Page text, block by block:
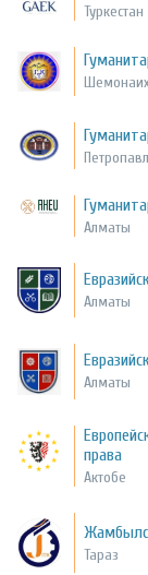
Туркестан
Алматы
Алматы
Алматы
права
Актобе
Тараз